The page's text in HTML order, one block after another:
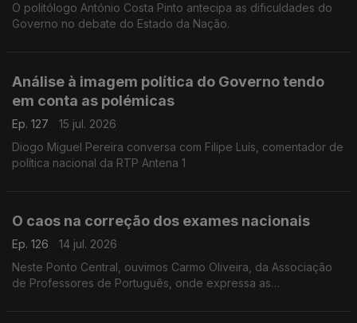
O politólogo António Costa Pinto antecipa as dificuldades do
Governo no debate do Estado da Nação.
Análise à imagem política do Governo tendo
em conta as polémicas
Ep. 127
15 jul. 2026
Diogo Miguel Pereira conversa com Filipe Luís, comentador de
política nacional da RTP Antena 1
O caos na correção dos exames nacionais
Ep. 126
14 jul. 2026
Neste Ponto Central, ouvimos Carmo Oliveira, da Associação
de Professores de Português, onde expressa as